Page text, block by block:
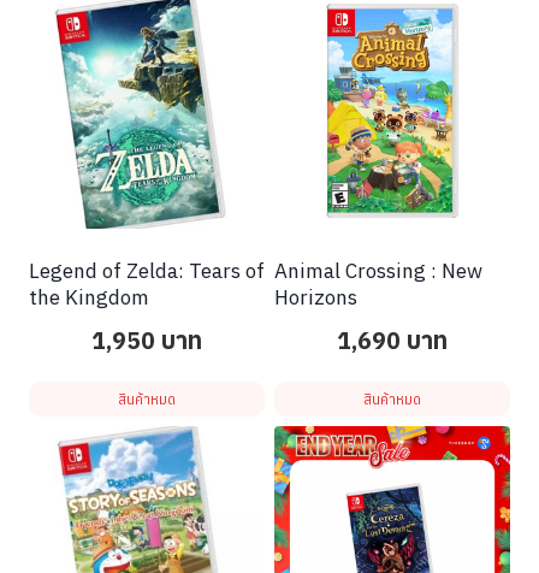
Legend of Zelda: Tears of
the Kingdom
1,950 บาท
สินค้าหมด
Animal Crossing : New
Horizons
1,690 บาท
สินค้าหมด